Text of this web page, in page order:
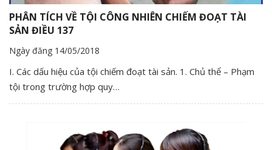
PHÂN TÍCH VỀ TỘI CÔNG NHIÊN CHIẾM ĐOẠT TÀI
SẢN ĐIỀU 137
Ngày đăng 14/05/2018
I. Các dấu hiệu của tội chiếm đoạt tài sản. 1. Chủ thể – Phạm
tội trong trường hợp quy…